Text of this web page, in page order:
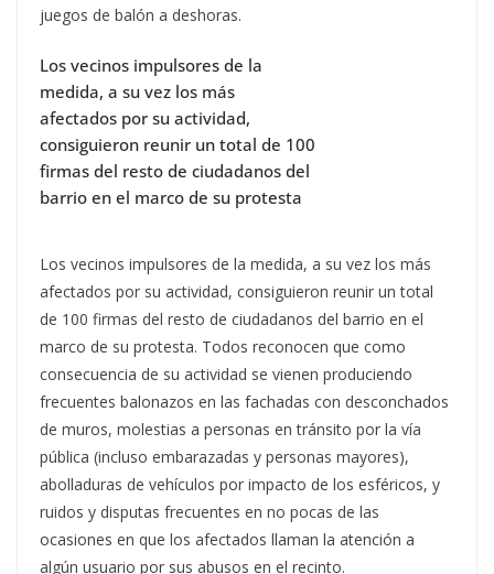
juegos de balón a deshoras.
Los vecinos impulsores de la
medida, a su vez los más
afectados por su actividad,
consiguieron reunir un total de 100
firmas del resto de ciudadanos del
barrio en el marco de su protesta
Los vecinos impulsores de la medida, a su vez los más
afectados por su actividad, consiguieron reunir un total
de 100 firmas del resto de ciudadanos del barrio en el
marco de su protesta. Todos reconocen que como
consecuencia de su actividad se vienen produciendo
frecuentes balonazos en las fachadas con desconchados
de muros, molestias a personas en tránsito por la vía
pública (incluso embarazadas y personas mayores),
abolladuras de vehículos por impacto de los esféricos, y
ruidos y disputas frecuentes en no pocas de las
ocasiones en que los afectados llaman la atención a
algún usuario por sus abusos en el recinto.